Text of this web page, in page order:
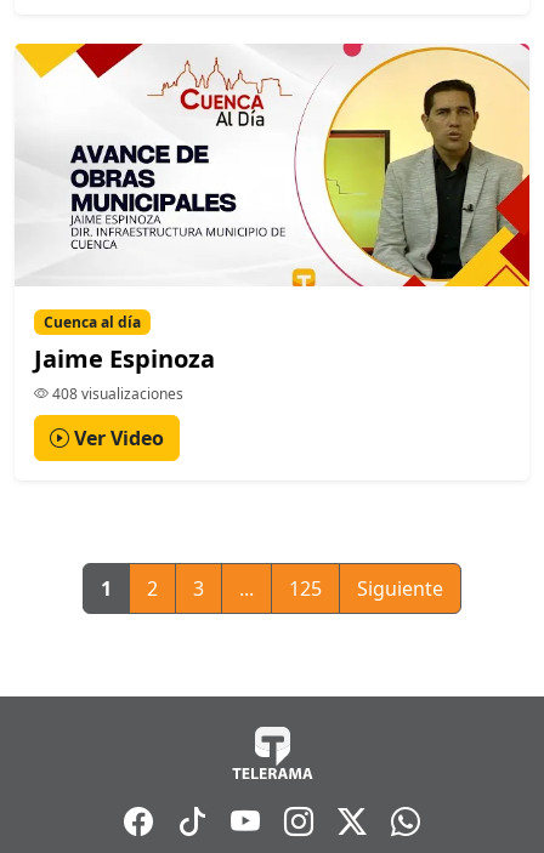
Cuenca al día
Jaime Espinoza
408 visualizaciones
Ver Video
1 2 3 ... 125 Siguiente